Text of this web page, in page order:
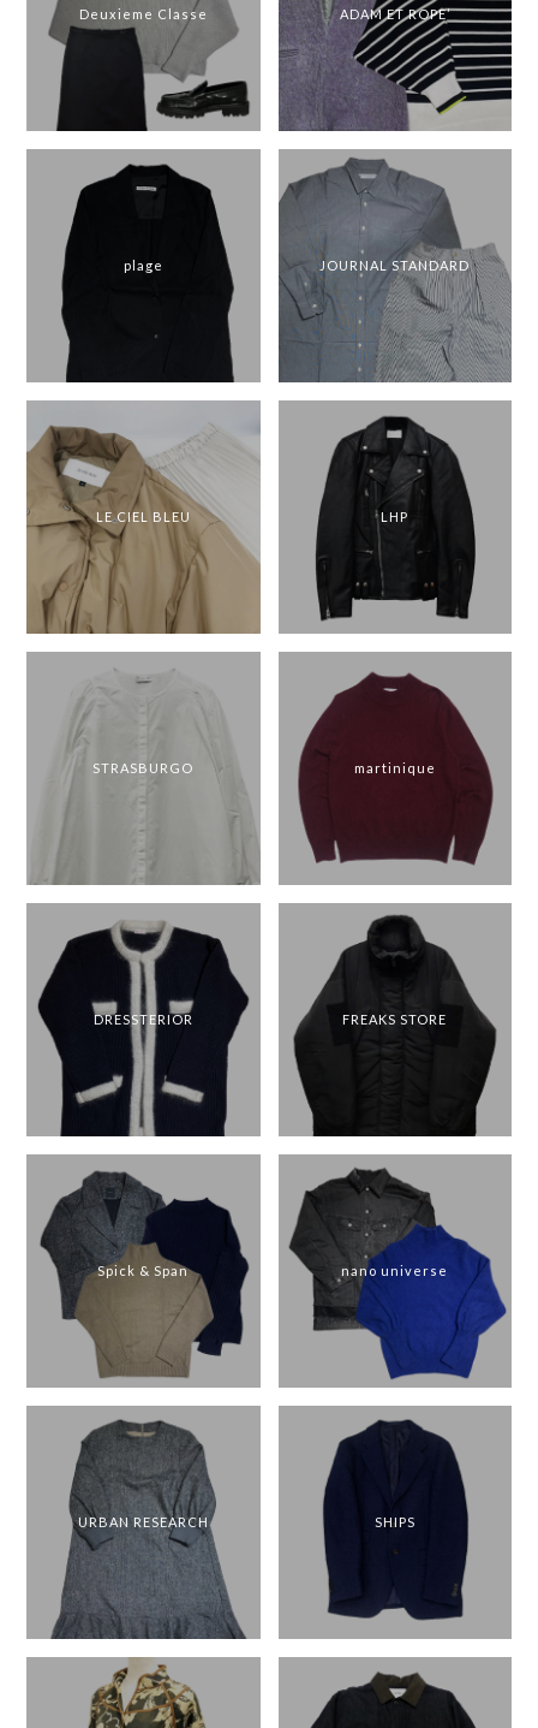
Deuxieme Classe ADAM ET ROPE’
plage JOURNAL STANDARD
LE CIEL BLEU LHP
STRASBURGO martinique
DRESSTERIOR FREAKS STORE
Spick & Span nano universe
URBAN RESEARCH SHIPS